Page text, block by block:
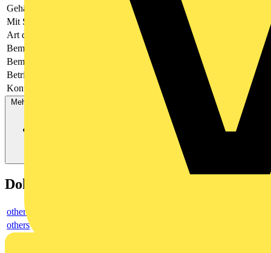
Gehäusefarbe
Mit Schutzleiter
Art der Verbindung
flexibler Leiterplattenverbinder
Bemessungsspannung
Bemessungsstrom In
Betriebstemperatur
Kontaktausführung
Mehr anzeigen
Dokumente
others
others